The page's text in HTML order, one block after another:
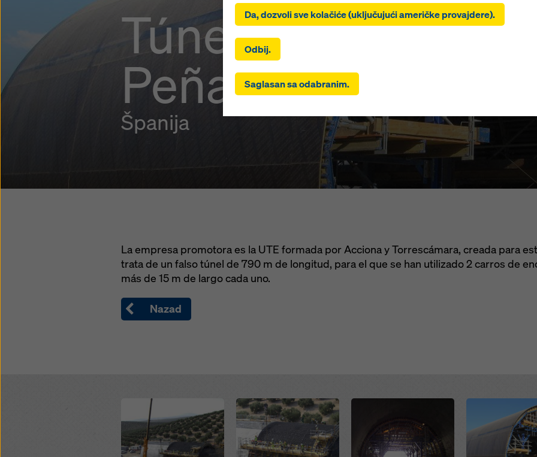
Túnel AVE
Peña de los
Španija
La empresa promotora es la UTE formada por Acciona y Torrescámara, creada para
trata de un falso túnel de 790 m de longitud, para el que se han utilizado 2 carros de
más de 15 m de largo cada uno.
Nazad
Open Open Open
Klikom na ‘Dozvoli sve kolačiće (uključujući američke provajdere)’,
na instalaciju i korišćenje svih kolačića. Klikom na ‘Saglasan sa
uključivati i prenos podataka u treće zemlje kao što su SAD. Ako
ste odabrali takođe uključuju provajdere koji prenose podatke u treće
kojima ne postoji odluka o adekvatnosti prema članu 45 GDPR-a i nema
odgovarajućih zaštitnih mera prema članu 46 GDPR-a, vaš pristanak se
odnosi na ovo. Može postojati rizik da vaši podaci preneti na ovaj način
nadzora i da ne postoje efikasna pravna sredstva protiv toga. Možete
kolačiće koji zahtevaju pristanak klikom na ‘Odbij’ ili prilagođavanjem
klikom na postavke kolačića na dnu ovog veb sajta i
korišćenjem odgovarajućih polja za potvrdu. Svoj pristanak možete
bilo kom trenutku sa budućim dejstvom i bez navođenja razloga klikom
postavke kolačićana dnu ovog veb sajta.
Da, dozvoli sve kolačiće (uključujući američke provajdere).
Odbij.
Saglasan sa odabranim.